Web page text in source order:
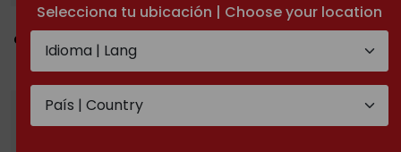
Selecciona tu ubicación | Choose your location
Raccordo di riduzione
con dado e anello (serie
leggera)
Raccordo di riduzione